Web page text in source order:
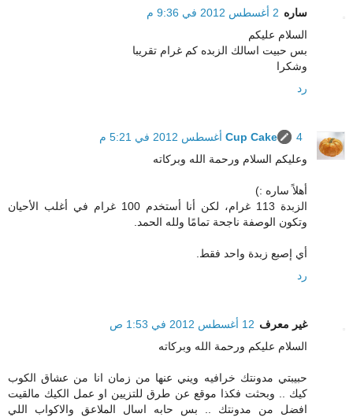
ساره 2 أغسطس 2012 في 9:36 م
السلام عليكم
بس حبيت اسالك الزبده كم غرام تقريبا
وشكرا
رد
Cup Cake
4 أغسطس 2012 في 5:21 م
وعليكم السلام ورحمة الله وبركاته
أهلاً ساره :)
الزبدة 113 غرام، لكن أنا أستخدم 100 غرام في أغلب الأحيان
وتكون الوصفة ناجحة تمامًا ولله الحمد.
أي إصبع زبدة واحد فقط.
رد
غير معرف 12 أغسطس 2012 في 1:53 ص
السلام عليكم ورحمة الله وبركاته
حبيبتي مدونتك خرافيه ويني عنها من زمان انا من عشاق الكوب
كيك .. وبحثت فكذا موقع عن طرق للتزيين او عمل الكيك مالقيت
افضل من مدونتك .. بس حابه اسال الملاعق والاكواب اللي